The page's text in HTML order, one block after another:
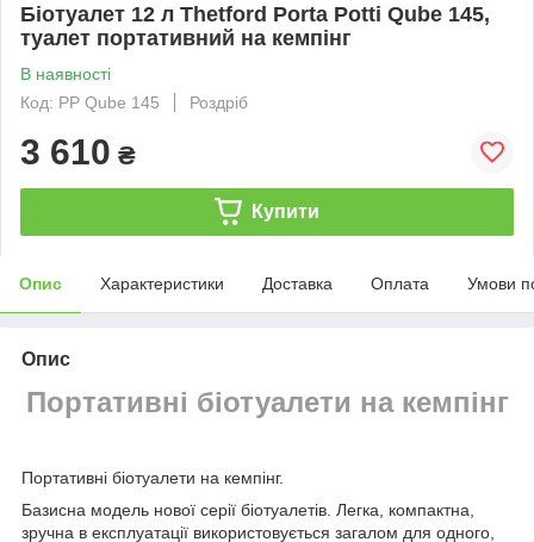
Біотуалет 12 л Thetford Porta Potti Qube 145,
туалет портативний на кемпінг
В наявності
Код: PP Qube 145
Роздріб
3 610 ₴
Купити
Опис Характеристики Доставка Оплата Умови
Опис
Портативні біотуалети на кемпінг
Портативні біотуалети на кемпінг.
Базисна модель нової серії біотуалетів. Легка, компактна,
зручна в експлуатації використовується загалом для одного,